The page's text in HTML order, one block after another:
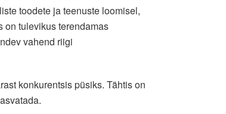
toodete ja teenuste loomisel,
on tulevikus terendamas
vahend riigi
konkurentsis püsiks. Tähtis on